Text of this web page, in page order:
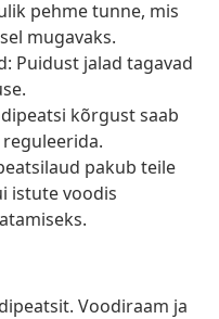
pehme tunne, mis
mugavaks.
Puidust jalad tagavad
kõrgust saab
pakub teile
istute voodis
Voodiraam ja